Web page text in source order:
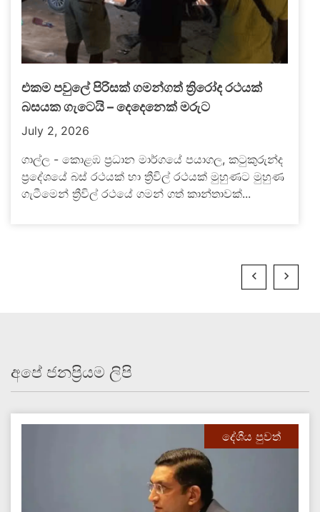
එකම පවුලේ පිරිසක් ගමන්ගත් ත්‍රිරෝද රථයක්
බසයක ගැටෙයි – දෙදෙනෙක් මරුට
July 2, 2026
ගාල්ල - කොළඹ ප්‍රධාන මාර්ගයේ පයාගල, කටුකුරුන්ද
ප්‍රදේශයේ බස් රථයක් හා ත්‍රීවිල් රථයක් මුහුණට මුහුණ
ගැටීමෙන් ත්‍රීවිල් රථයේ ගමන් ගත් කාන්තාවක්...
අපේ ජනප්‍රියම ලිපි
දේශීය පුවත්